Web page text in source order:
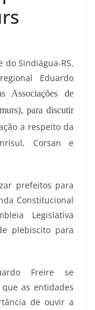
do Sindiágua-RS,
Eduardo
Associações de
para discutir
a respeito da
Corsan e
prefeitos para
Constitucional
Legislativa
plebiscito para
Freire se
as entidades
de ouvir a